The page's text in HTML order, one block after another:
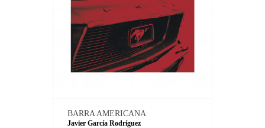
BARRA AMERICANA
Javier García Rodríguez